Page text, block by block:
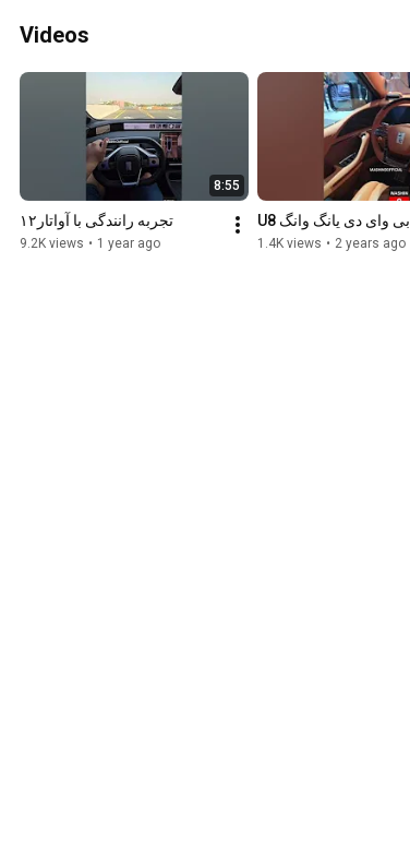
Videos
8:55
تجربه رانندگی با آواتار۱۲
9.2K views • 1 year ago
بی وای دی یانگ وانگ U8
1.4K views • 2 years ago